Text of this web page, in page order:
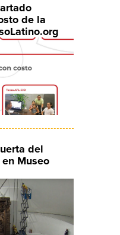
de la
del
Museo